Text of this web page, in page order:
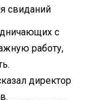
свиданий
с
работу,
директор